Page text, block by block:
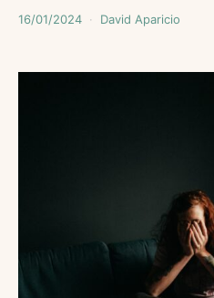
16/01/2024 David Aparicio